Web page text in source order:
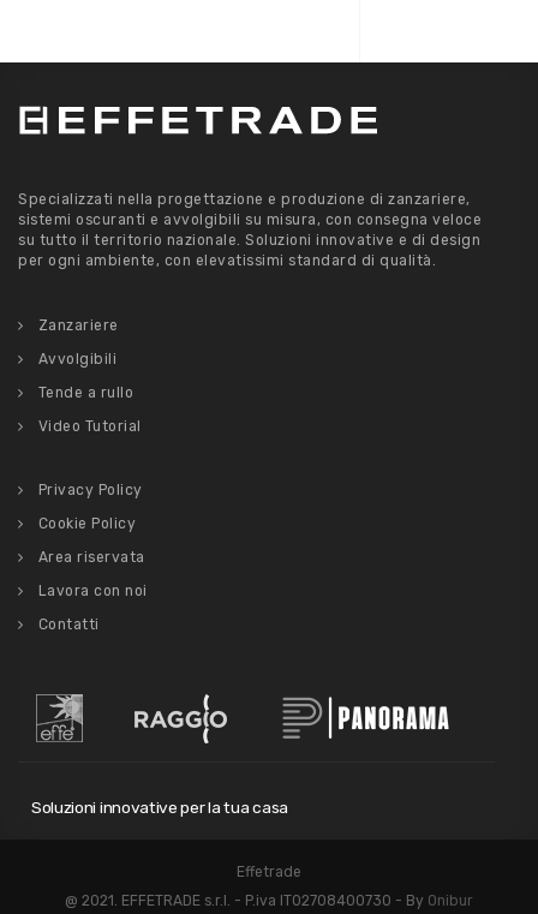
Specializzati nella progettazione e produzione di zanzariere,
sistemi oscuranti e avvolgibili su misura, con consegna veloce
su tutto il territorio nazionale. Soluzioni innovative e di design
per ogni ambiente, con elevatissimi standard di qualità.
Zanzariere
Avvolgibili
Tende a rullo
Video Tutorial
Privacy Policy
Cookie Policy
Area riservata
Lavora con noi
Contatti
Soluzioni innovative per la tua casa
Effetrade
@ 2021. EFFETRADE s.r.l. - P.iva IT02708400730 - By Onibur